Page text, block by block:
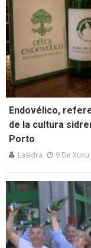
Endovélico,
de la cultura
Porto
Lasidra 9 De